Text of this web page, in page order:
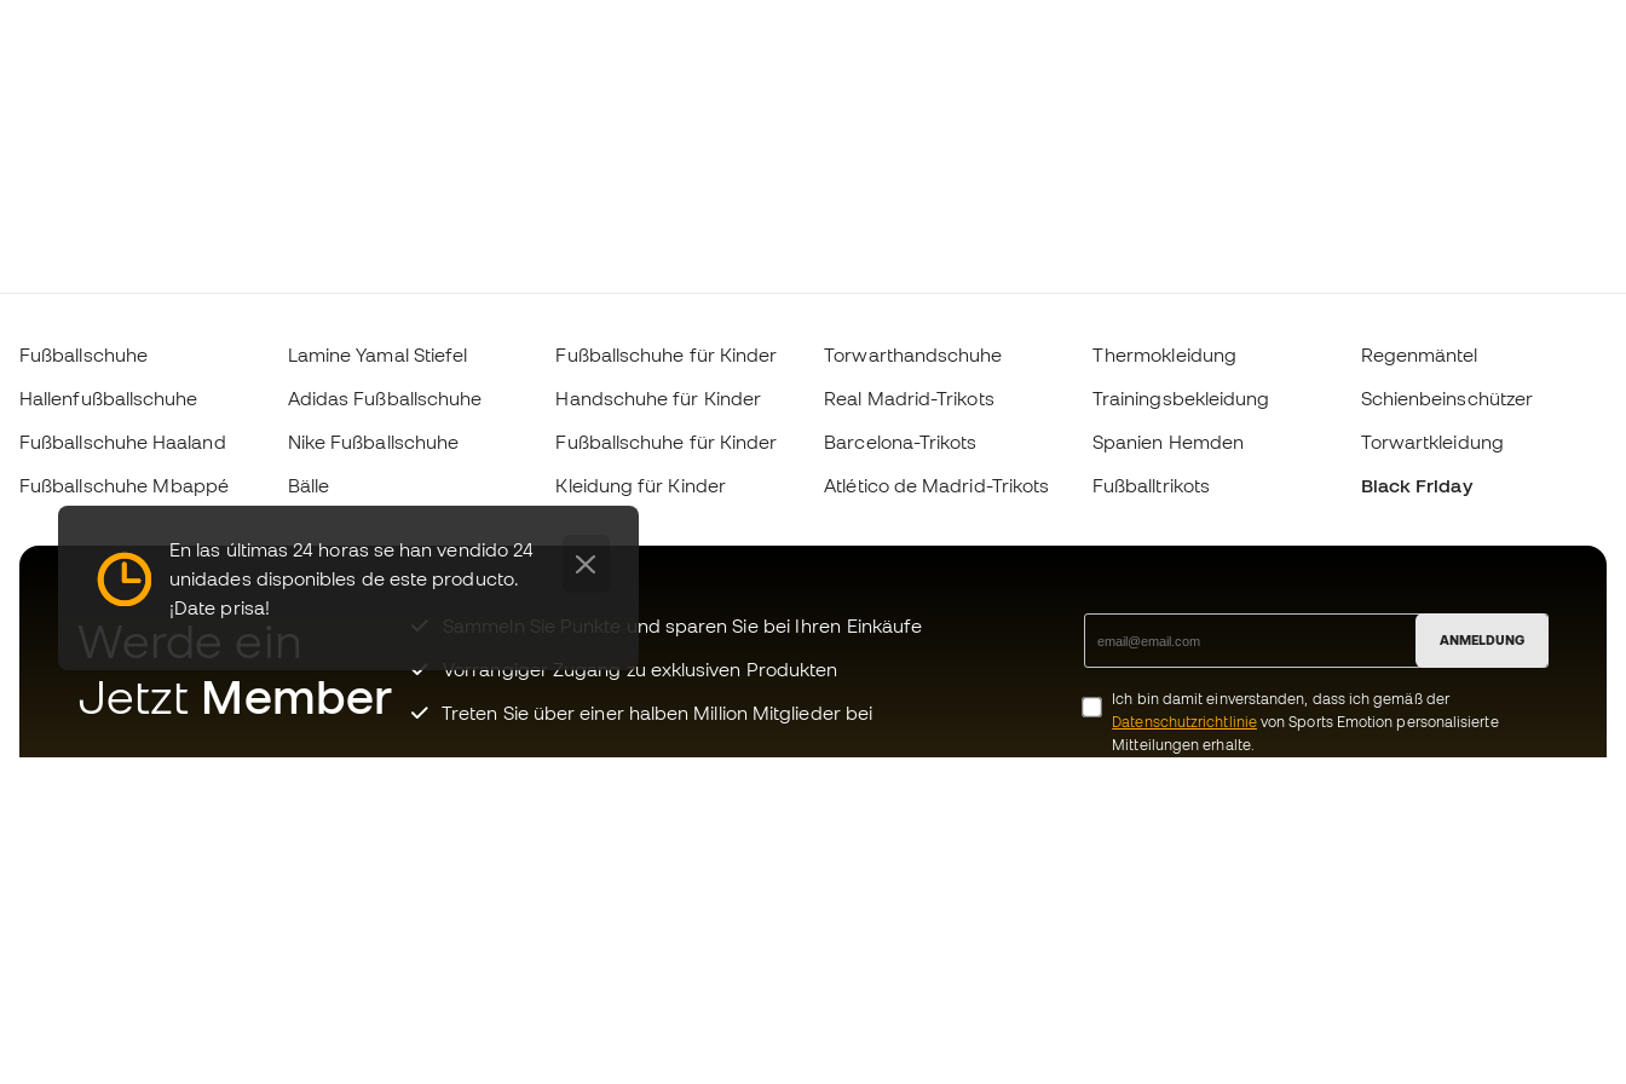
En las últimas 24 horas se han vendido 24
unidades disponibles de este producto.
¡Date prisa!
Fußballschuhe
Hallenfußballschuhe
Fußballschuhe Haaland
Fußballschuhe Mbappé
Lamine Yamal Stiefel
Adidas Fußballschuhe
Nike Fußballschuhe
Bälle
Fußballschuhe für Kinder
Handschuhe für Kinder
Fußballschuhe für Kinder
Kleidung für Kinder
Torwarthandschuhe
Real Madrid-Trikots
Barcelona-Trikots
Atlético de Madrid-Trikots
Thermokleidung
Trainingsbekleidung
Spanien Hemden
Fußballtrikots
Regenmäntel
Schienbeinschützer
Torwartkleidung
Black Friday
Werde ein
Jetzt Member
Sammeln Sie Punkte und sparen Sie bei Ihren Einkäufe
Vorrangiger Zugang zu exklusiven Produkten
Treten Sie über einer halben Million Mitglieder bei
ANMELDUNG
Ich bin damit einverstanden, dass ich gemäß der
Datenschutzrichtlinievon Sports Emotion personalisierte
Mitteilungen erhalte.